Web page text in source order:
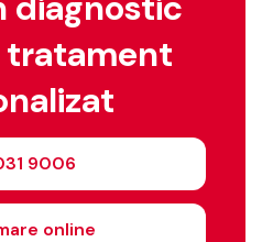
tratament
9006
online